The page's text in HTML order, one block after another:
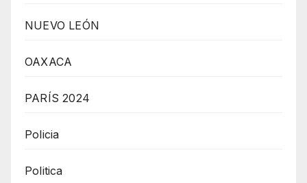
NUEVO LEÓN
OAXACA
PARÍS 2024
Policia
Politica